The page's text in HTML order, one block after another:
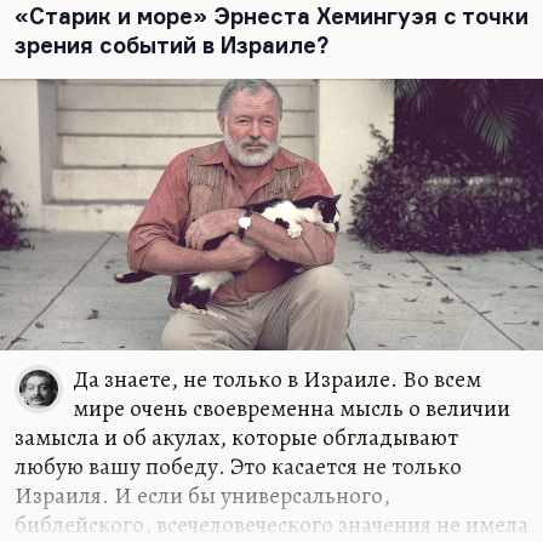
«Старик и море» Эрнеста Хемингуэя с точки
зрения событий в Израиле?
Да знаете, не только в Израиле. Во всем
мире очень своевременна мысль о величии
замысла и об акулах, которые обгладывают
любую вашу победу. Это касается не только
Израиля. И если бы универсального,
библейского, всечеловеческого значения не имела